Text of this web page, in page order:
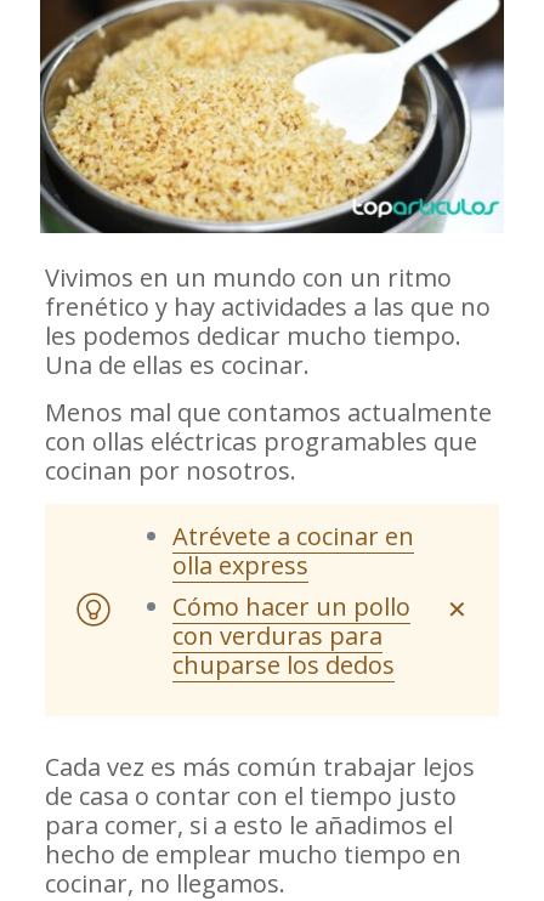
Vivimos en un mundo con un ritmo
frenético y hay actividades a las que no
les podemos dedicar mucho tiempo.
Una de ellas es cocinar.
Menos mal que contamos actualmente
con ollas eléctricas programables que
cocinan por nosotros.
Atrévete a cocinar en
olla express
Cómo hacer un pollo
con verduras para
chuparse los dedos
✕
Cada vez es más común trabajar lejos
de casa o contar con el tiempo justo
para comer, si a esto le añadimos el
hecho de emplear mucho tiempo en
cocinar, no llegamos.